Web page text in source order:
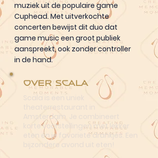
muziek uit de populaire game
Cuphead. Met uitverkochte
concerten bewijst dit duo dat
game music een groot publiek
aanspreekt, ook zonder controller
in de hand.
Over Scala
Scala is een uniek
Amsterdam. Je combineert
korte voorstellingen met lekker
eten én je favoriete drankjes. Een
bijzondere avond uit eten!